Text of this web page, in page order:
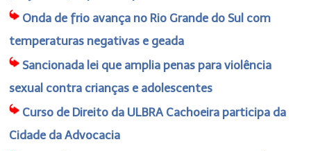
Onda de frio avança no Rio Grande do Sul com
temperaturas negativas e geada
Sancionada lei que amplia penas para violência
sexual contra crianças e adolescentes
Curso de Direito da ULBRA Cachoeira participa da
Cidade da Advocacia